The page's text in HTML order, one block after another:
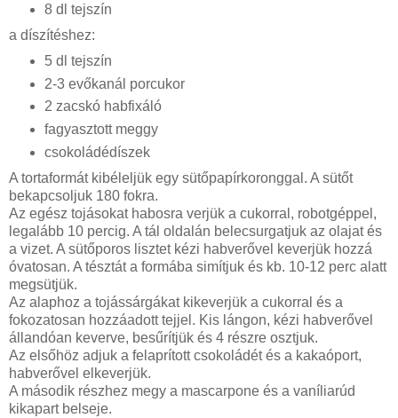
8 dl tejszín
a díszítéshez:
5 dl tejszín
2-3 evőkanál porcukor
2 zacskó habfixáló
fagyasztott meggy
csokoládédíszek
A tortaformát kibéleljük egy sütőpapírkoronggal. A sütőt
bekapcsoljuk 180 fokra.
Az egész tojásokat habosra verjük a cukorral, robotgéppel,
legalább 10 percig. A tál oldalán belecsurgatjuk az olajat és
a vizet. A sütőporos lisztet kézi habverővel keverjük hozzá
óvatosan. A tésztát a formába simítjuk és kb. 10-12 perc alatt
megsütjük.
Az alaphoz a tojássárgákat kikeverjük a cukorral és a
fokozatosan hozzáadott tejjel. Kis lángon, kézi habverővel
állandóan keverve, besűrítjük és 4 részre osztjuk.
Az elsőhöz adjuk a felaprított csokoládét és a kakaóport,
habverővel elkeverjük.
A második részhez megy a mascarpone és a vaníliarúd
kikapart belseje.